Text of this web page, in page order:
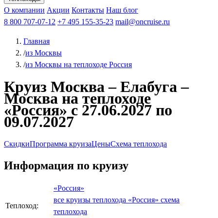
Чебоксарыиз Волгоградаиз Саратова Все города
КазаньВ Нижний НовгородВ ПермьВ Ростов-на-Дону
РыбинскНа СоловкиНа ВалаамПо ОкеПо Енисею
Афанасий Никитин Октябрьская революция
ФединАлександр СвешниковИван
МироновА.С.Попов
О компании Акции Контакты Наш блог
8 800 707-07-12 +7 495 155-35-23 mail@oncruise.ru
Главная
/из Москвы
/из Москвы на теплоходе Россия
Круиз Москва – Елабуга –
Москва на теплоходе
«Россия» с 27.06.2027 по
09.07.2027
СкидкиПрограмма круизаЦеныСхема теплохода
Информация по круизу
Теплоход:
«Россия»
все круизы теплохода «Россия» схема
теплохода